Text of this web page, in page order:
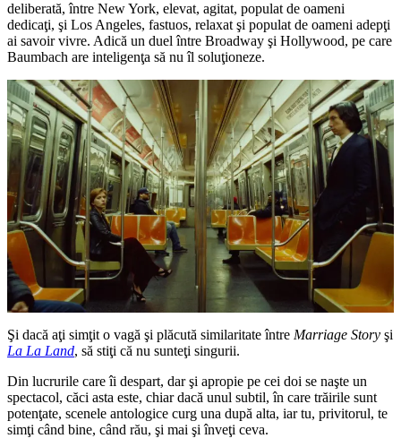
deliberată, între New York, elevat, agitat, populat de oameni
dedicaţi, şi Los Angeles, fastuos, relaxat şi populat de oameni adepţi
ai savoir vivre. Adică un duel între Broadway şi Hollywood, pe care
Baumbach are inteligenţa să nu îl soluţioneze.
Şi dacă aţi simţit o vagă şi plăcută similaritate între Marriage Story şi
La La Land, să stiţi că nu sunteţi singurii.
Din lucrurile care îi despart, dar şi apropie pe cei doi se naşte un
spectacol, căci asta este, chiar dacă unul subtil, în care trăirile sunt
potenţate, scenele antologice curg una după alta, iar tu, privitorul, te
simţi când bine, când rău, şi mai şi înveţi ceva.